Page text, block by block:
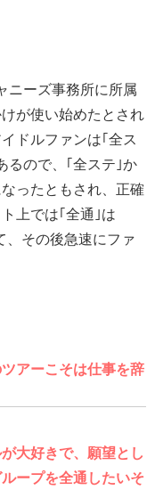
ニーズ事務所に所属
が使い始めたとされ
ドルファンは｢全ス
るので、｢全ステ｣か
ったともされ、正確
上では｢全通｣は
、その後急速にファ
アーこそは仕事を辞
大好きで、願望とし
ープを全通したいそ